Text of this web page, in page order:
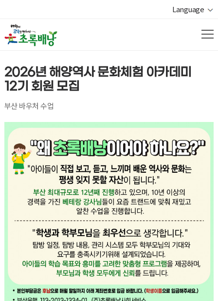
Language
열기
2026년 해양역사 문화체험 아카데미
12기 회원 모집
부산 바우처 수업